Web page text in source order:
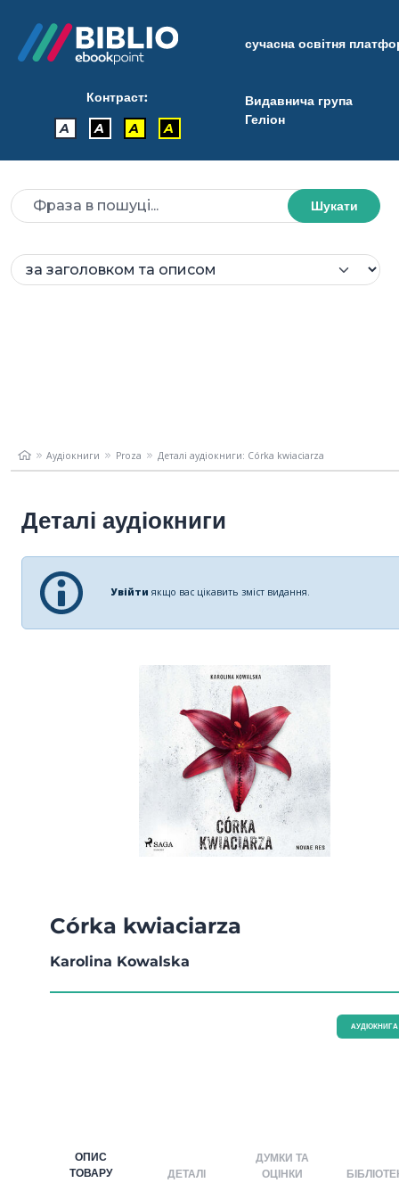
сучасна освітня
Контраст:
A
A A A
Видавнича група
Геліон
Шукати
Аудіокниги Proza Деталі аудіокниги: Córka kwiaciarza
Деталі аудіокниги
Увійти якщо вас цікавить зміст видання.
Córka kwiaciarza
Karolina Kowalska
AУДІОКНИГА
ОПИС
ТОВАРУ
ДЕТАЛІ
ДУМКИ ТА
ОЦІНКИ